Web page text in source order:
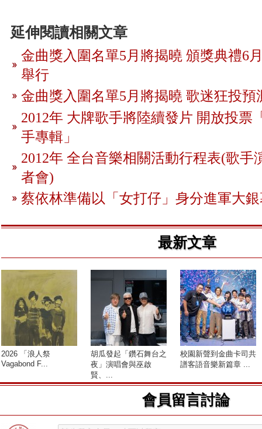
延伸閱讀相關文章
金曲獎入圍名單5月將揭曉 頒獎典禮6
舉行
金曲獎入圍名單5月將揭曉 歌迷狂投預
2012年 大牌歌手將陸續發片 開放投票
手專輯」
2012年 全台音樂相關活動行程表(歌手
者會)
蔡依林準備以「女打仔」身分進軍大
最新文章
2026 「浪人祭
Vagabond F...
胡瓜發起「鑽石舞台之
夜」演唱會與巫啟
賢、...
校園新聲到金曲卡司共
譜客語音樂新篇章 ...
會員留言討論